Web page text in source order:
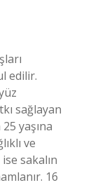
edilir.
sağlayan
yaşına
ve
sakalın
16